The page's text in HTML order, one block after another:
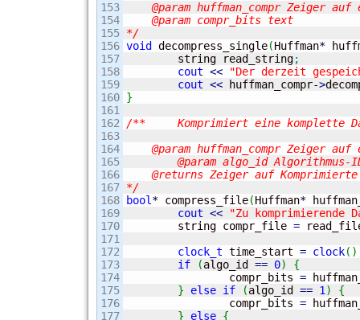
153
154
155
156
157
158
159
160
161
162
163
164
165
166
167
168
169
170
171
172
173
174
175
176
177
@param huffman_compr Zeiger auf
    @param compr_bits text
*/
void
decompress_single(Huffman*
	string read_string
;
cout <<
"Der derzeit
cout << huffman_compr->
}
/**	Komprimiert eine komplette Datei auf 3 verschiedene Arten und gibt deren Dauer aus.
@param huffman_compr Zeiger auf
	@param algo_id Algorithmus-ID, 0 fuer intuitiven, 1 fuer tabellearischen, sonst Loookup Algorithmus
@returns Zeiger auf
*/
bool* compress_file(Huffman*
cout <<
"Zu komprimierende
	string compr_file
=
clock_t time_start = clock( )
if
(algo_id == 0)
{
		compr_bits
=
}
else if (algo_id == 1)
{
		compr_bits
=
}
else {